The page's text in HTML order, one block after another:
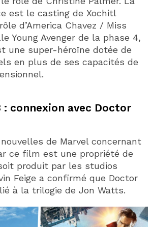
est le casting de Xochitl
d’America Chavez / Miss
Young Avenger de la phase 4,
une super-héroïne dotée de
en plus de ses capacités de
: connexion avec Doctor
de Marvel concernant
ce film est une propriété de
produit par les studios
Feige a confirmé que Doctor
à la trilogie de Jon Watts.